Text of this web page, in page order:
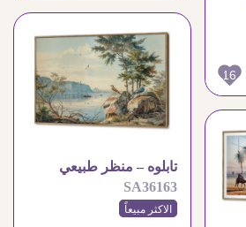
16
تابلوه – منظر طبيعي
SA36163
الاكثر مبيعاً